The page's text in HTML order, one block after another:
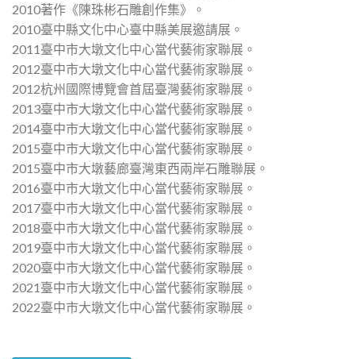
2010著作《陳珠彬石雕創作集》。
2010臺中縣文化中心臺中縣美展邀請展。
2011臺中市大墩文化中心當代藝術家聯展。
2012臺中市大墩文化中心當代藝術家聯展。
2012杭州國際博覽會首屆臺灣藝術家聯展。
2013臺中市大墩文化中心當代藝術家聯展。
2014臺中市大墩文化中心當代藝術家聯展。
2015臺中市大墩文化中心當代藝術家聯展。
2015臺中市大墩藝廊臺灣東西兩岸石雕聯展。
2016臺中市大墩文化中心當代藝術家聯展。
2017臺中市大墩文化中心當代藝術家聯展。
2018臺中市大墩文化中心當代藝術家聯展。
2019臺中市大墩文化中心當代藝術家聯展。
2020臺中市大墩文化中心當代藝術家聯展。
2021臺中市大墩文化中心當代藝術家聯展。
2022臺中市大墩文化中心當代藝術家聯展。